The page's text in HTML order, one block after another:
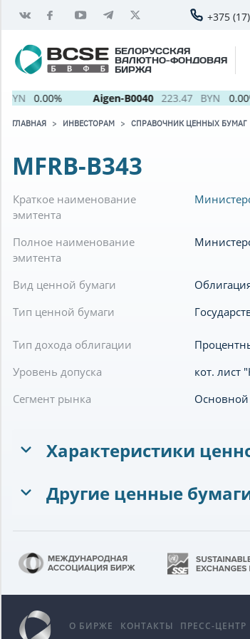
+375
БЕЛОРУССКАЯ
ВАЛЮТНО-ФОНДОВАЯ
БИРЖА
0.00% Aigen-B0040 223.47 BYN 0.00%
ГЛАВНАЯ ИНВЕСТОРАМ СПРАВОЧНИК ЦЕННЫХ БУМАГ
MFRB-B343
Краткое наименование
эмитента
Полное наименование
эмитента
Вид ценной бумаги
Тип ценной бумаги
Тип дохода облигации
Уровень допуска
кот. лист
Сегмент рынка
Характеристики
Другие ценные
О БИРЖЕ КОНТАКТЫ ПРЕСС-ЦЕНТР